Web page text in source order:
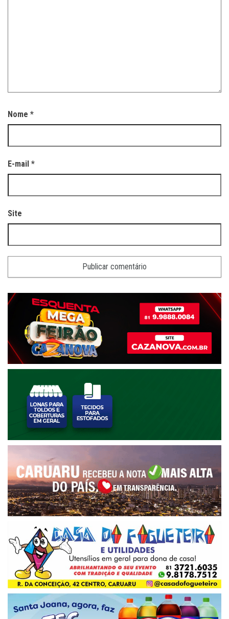
Nome *
E-mail *
Site